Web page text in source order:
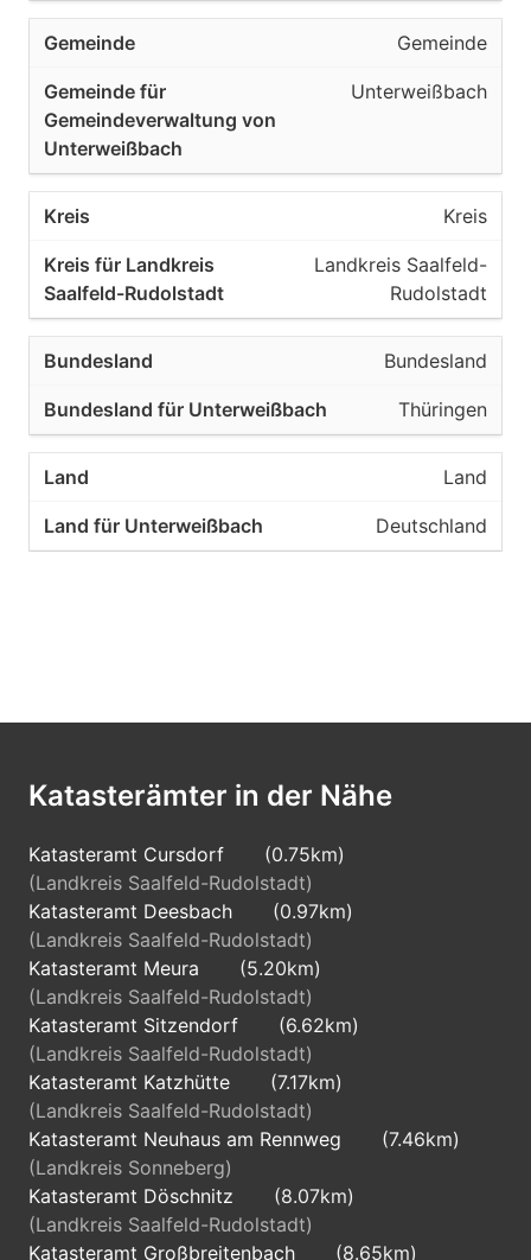
Gemeinde
Unterweißbach
Kreis
Landkreis Saalfeld-
Rudolstadt
Bundesland
Thüringen
Land
Deutschland
Katasterämter in der Nähe
Katasteramt Cursdorf
(0.75km)
(Landkreis Saalfeld-Rudolstadt)
Katasteramt Deesbach
(0.97km)
(Landkreis Saalfeld-Rudolstadt)
Katasteramt Meura
(5.20km)
(Landkreis Saalfeld-Rudolstadt)
Katasteramt Sitzendorf
(6.62km)
(Landkreis Saalfeld-Rudolstadt)
Katasteramt Katzhütte
(7.17km)
(Landkreis Saalfeld-Rudolstadt)
Katasteramt Neuhaus am Rennweg
(7.46km)
(Landkreis Sonneberg)
Katasteramt Döschnitz
(8.07km)
(Landkreis Saalfeld-Rudolstadt)
Katasteramt Großbreitenbach
(8.65km)